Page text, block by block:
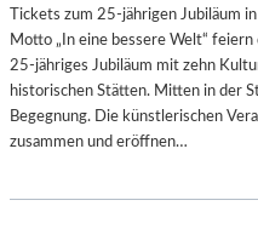
Tickets zum 25-jährigen Jubiläum
Motto „In eine bessere Welt“
25-jähriges Jubiläum mit zehn
historischen Stätten. Mitten in der
Begegnung. Die künstlerischen
zusammen und eröffnen…